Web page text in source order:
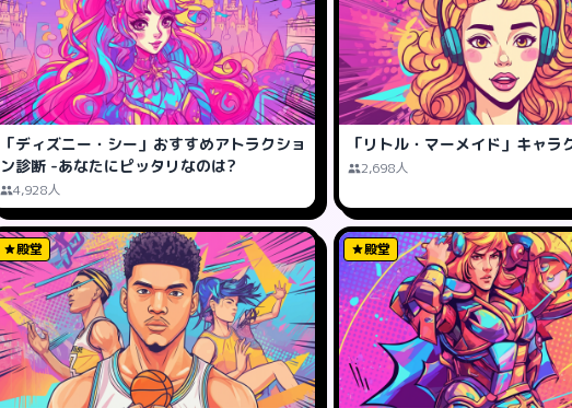
「ディズニー・シー」おすすめアトラクショ
ン診断 -あなたにピッタリなのは?
4,928人
「リトル・マーメイド」キャラ
2,698人
殿堂 殿堂